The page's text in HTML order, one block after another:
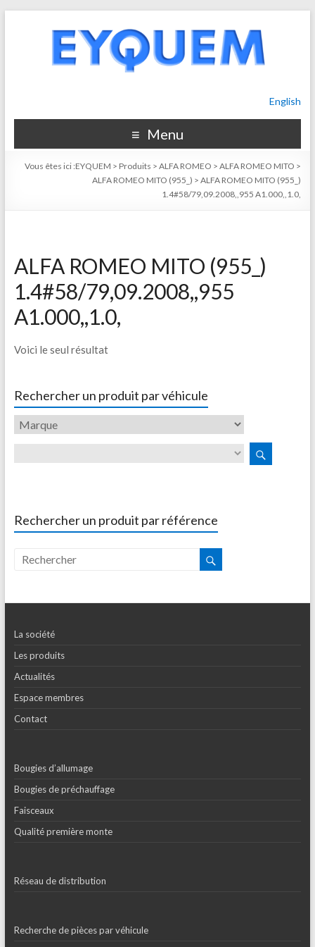
English
Menu
Vous êtes ici :EYQUEM > Produits >ALFA ROMEO >ALFA ROMEO MITO >
ALFA ROMEO MITO (955_) >ALFA ROMEO MITO (955_)
1.4#58/79,09.2008,,955 A1.000,,1.0,
ALFA ROMEO MITO (955_)
1.4#58/79,09.2008,,955
A1.000,,1.0,
Voici le seul résultat
Rechercher un produit par véhicule
Rechercher un produit par référence
La société
Les produits
Actualités
Espace membres
Contact
Bougies d’allumage
Bougies de préchauffage
Faisceaux
Qualité première monte
Réseau de distribution
Recherche de pièces par véhicule